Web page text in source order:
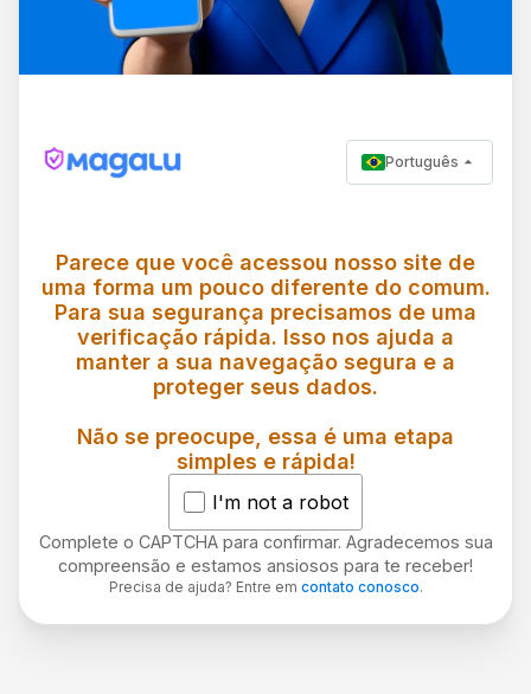
Português
Parece que você acessou nosso site de
uma forma um pouco diferente do comum.
Para sua segurança precisamos de uma
verificação rápida. Isso nos ajuda a
manter a sua navegação segura e a
proteger seus dados.
Não se preocupe, essa é uma etapa
simples e rápida!
I'm not a robot
Complete o CAPTCHA para confirmar. Agradecemos sua
compreensão e estamos ansiosos para te receber!
Precisa de ajuda? Entre em contato conosco.